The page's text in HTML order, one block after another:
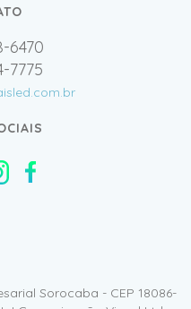
6470
7775
Sorocaba - CEP 18086-